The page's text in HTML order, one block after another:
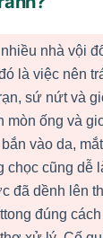
nhà vội
là việc nên
sứ nứt và
mòn ống và
vào da,
chọc cũng dễ
đã dềnh lên
đúng